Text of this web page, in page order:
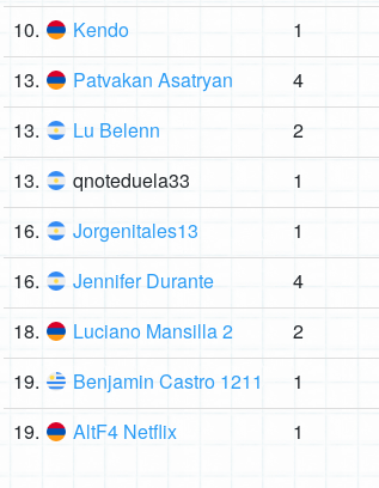
10. Kendo 1
13. Patvakan Asatryan 4
13. Lu Belenn 2
13. qnoteduela33 1
16. Jorgenitales13 1
16. Jennifer Durante 4
18. Luciano Mansilla 2 2
19. Benjamin Castro 1211 1
19. AltF4 Netflix 1